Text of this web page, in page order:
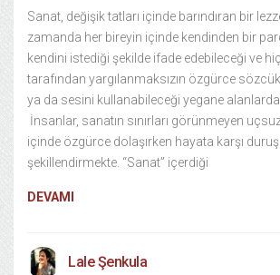
Sanat, değişik tatları içinde barındıran bir
zamanda her bireyin içinde kendinden bir
kendini istediği şekilde ifade edebileceği ve
tarafından yargılanmaksızın özgürce
ya da sesini kullanabileceği yegane
İnsanlar, sanatın sınırları görünmeyen
içinde özgürce dolaşırken hayata karşı
şekillendirmekte. “Sanat” içerdiği
DEVAMI
Lale Şenkula